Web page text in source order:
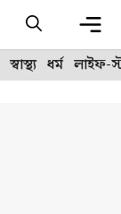
স্বাস্থ্য ধর্ম লাইফ-